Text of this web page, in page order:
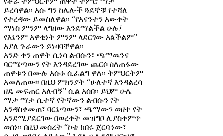
ይረሳዋል፡፡ እሱ ግን ከሌሎች ጓደኞቹ የተሻለ
የተረዳው ይመስለዋል፡፡ “የእናንተን እውቀት
ማነስ ምንም ላግዘው እንደማልችል ሁሉ፤
የእኔንም አዋቂነት ምንም ላደርገው አልችልም”
እያለ ጉራውን ይነዛባቸዋል፡፡
አንድ ቀን ጠዋት ሲነሳ ልብሱን፣ ጫማዉንና
ባርሜጣውን የት እንዳደረገው ጨርሶ ስለጠፋው
ጠዋቱን በሙሉ እሱኑ ሲፈልግ ዋለ፡፡ ትምህርትም
አመለጠው፡፡ በዚህ ምክንያት “ሁለተኛ እንዳልረሳ
ዘዴ መፍጠር አለብኝ” ሲል አሰበ፡፡ ይህም ሁሌ
ማታ ማታ ሲተኛ የትኛውን ልብሱን የት
እንዳስቀመጠ፣ ባርኔጣውን፣ ጫማውን ወዘተ የት
እንደሚያደርገው በወረቀት መዝግቦ ሊያስቀምጥ
ወሰነ፡፡ በዚህ መሰረት “ኮቴ ከበሩ ጀርባ ነው፣